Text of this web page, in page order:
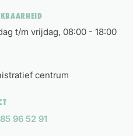
t/m vrijdag, 08:00 - 18:00
centrum
96 52 91